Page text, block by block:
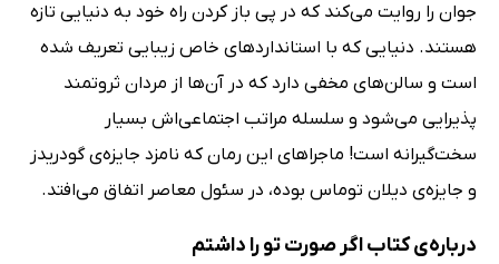
جوان را روایت می‌کند که در پی باز کردن راه خود به دنیایی تازه
هستند. دنیایی که با استانداردهای خاص زیبایی تعریف شده
است و سالن‌های مخفی‌ دارد که در آن‌ها از مردان ثروتمند
پذیرایی می‌شود و سلسله مراتب اجتماعی‌اش بسیار
سخت‌گیرانه است! ماجراهای این رمان که نامزد جایزه‌ی گودریدز
و جایزه‌ی دیلان توماس بوده، در سئول معاصر اتفاق می‌افتد.
درباره‌ی کتاب اگر صورت تو را داشتم